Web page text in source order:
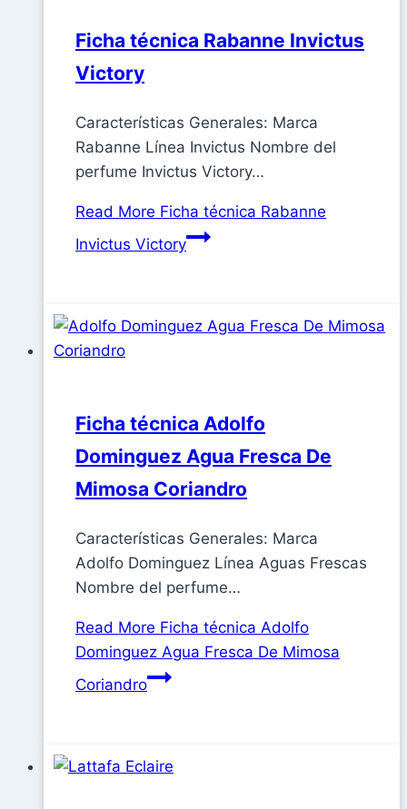
Ficha técnica Rabanne Invictus
Victory
Características Generales: Marca
Rabanne Línea Invictus Nombre del
perfume Invictus Victory…
Read More Ficha técnica Rabanne
Invictus Victory
Ficha técnica Adolfo
Dominguez Agua Fresca De
Mimosa Coriandro
Características Generales: Marca
Adolfo Dominguez Línea Aguas Frescas
Nombre del perfume…
Read More Ficha técnica Adolfo
Dominguez Agua Fresca De Mimosa
Coriandro